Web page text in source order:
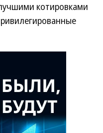
котировками